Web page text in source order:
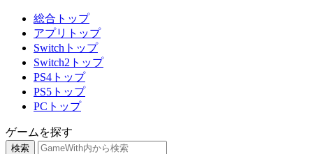
総合トップ
アプリトップ
Switchトップ
Switch2トップ
PS4トップ
PS5トップ
PCトップ
ゲームを探す
検索